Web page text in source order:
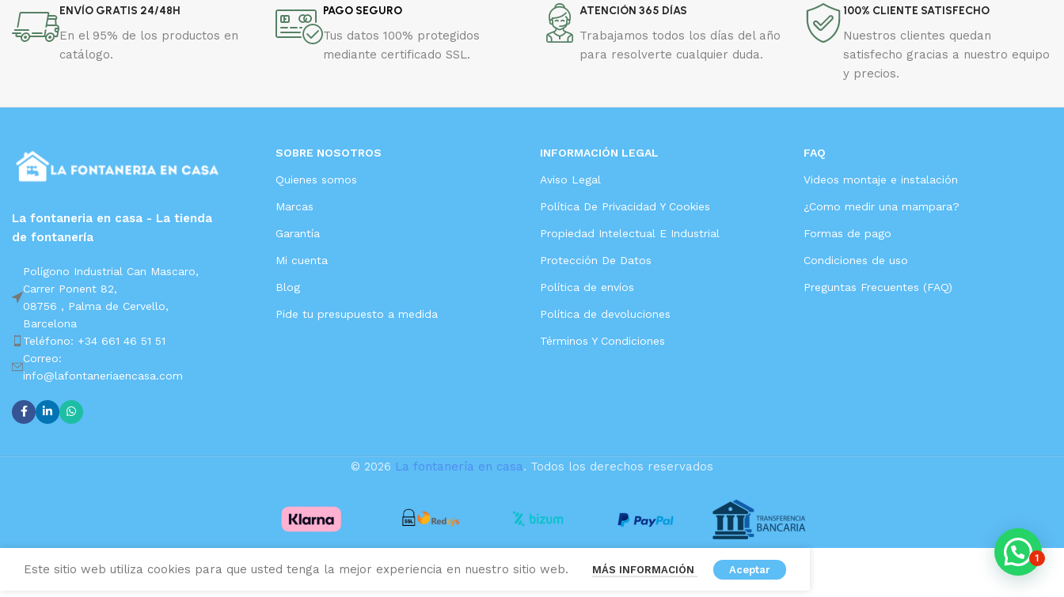
ENVÍO GRATIS 24/48H
En el 95% de los productos en
catálogo.
PAGO SEGURO
Tus datos 100% protegidos
mediante certificado SSL.
ATENCIÓN 365 DÍAS
Trabajamos todos los días del año
para resolverte cualquier duda.
100% CLIENTE SATISFECHO
Nuestros clientes quedan
satisfecho gracias a nuestro equipo
y precios.
La fontaneria en casa - La tienda
de fontanería
Polígono Industrial Can Mascaro,
Carrer Ponent 82,
08756 , Palma de Cervello,
Barcelona
Teléfono: +34 661 46 51 51
Correo:
info@lafontaneriaencasa.com
SOBRE NOSOTROS
Quienes somos
Marcas
Garantía
Mi cuenta
Blog
Pide tu presupuesto a medida
INFORMACIÓN LEGAL
Aviso Legal
Política De Privacidad Y Cookies
Propiedad Intelectual E Industrial
Protección De Datos
Política de envíos
Política de devoluciones
Términos Y Condiciones
FAQ
Videos montaje e instalación
¿Como medir una mampara?
Formas de pago
Condiciones de uso
Preguntas Frecuentes (FAQ)
© 2026 La fontanería en casa. Todos los derechos reservados
Este sitio web utiliza cookies para que usted tenga la mejor experiencia en nuestro sitio web. MÁS INFORMACIÓN Aceptar
1